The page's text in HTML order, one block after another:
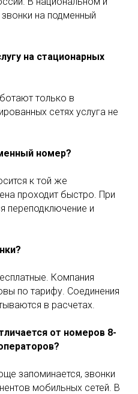
на подменный
на стационарных
только в
сетях услуга не
номер?
к той же
проходит быстро. При
переподключение и
Компания
по тарифу. Соединения
в расчетах.
от номеров 8-
запоминается, звонки
мобильных сетей. В